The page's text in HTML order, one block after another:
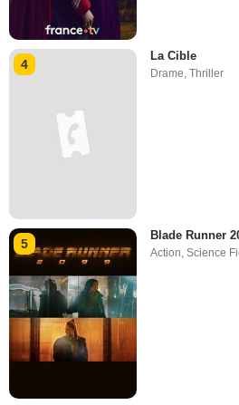
4
La Cible
Drame ,Thriller
5
Blade Runner
Action,Science